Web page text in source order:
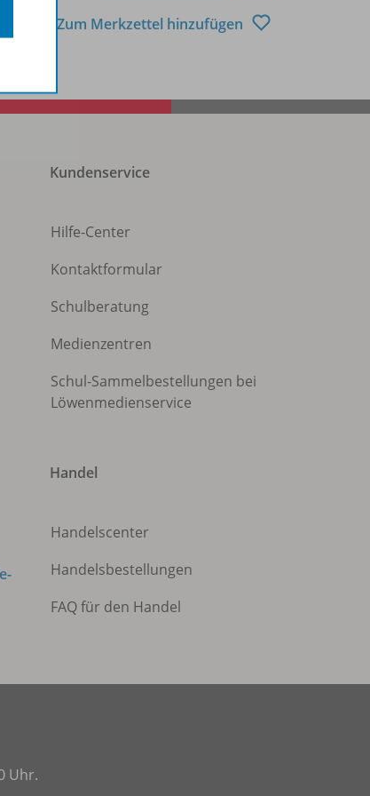
Zum Merkzettel hinzufügen
Kundenservice
Hilfe-Center
Kontaktformular
Schulberatung
Medienzentren
Schul-Sammelbestellungen bei
Löwenmedienservice
Handel
Handelscenter
Handelsbestellungen
FAQ für den Handel
Uhr.